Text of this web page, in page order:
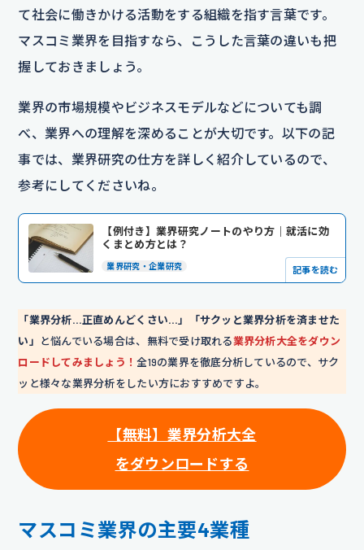
て社会に働きかける活動をする組織を指す言葉です。
マスコミ業界を目指すなら、こうした言葉の違いも把
握しておきましょう。
業界の市場規模やビジネスモデルなどについても調
べ、業界への理解を深めることが大切です。以下の記
事では、業界研究の仕方を詳しく紹介しているので、
参考にしてくださいね。
【例付き】業界研究ノートのやり方｜就活に効
くまとめ方とは？
業界研究・企業研究 記事を読む
「業界分析…正直めんどくさい…」「サクッと業界分析を済ませた
い」
と悩んでいる場合は、無料で受け取れる業界分析大全をダウン
ロードしてみましょう！全19の業界を徹底分析しているので、サク
ッと様々な業界分析をしたい方におすすめですよ。
【無料】業界分析大全
をダウンロードする
マスコミ業界の主要4業種